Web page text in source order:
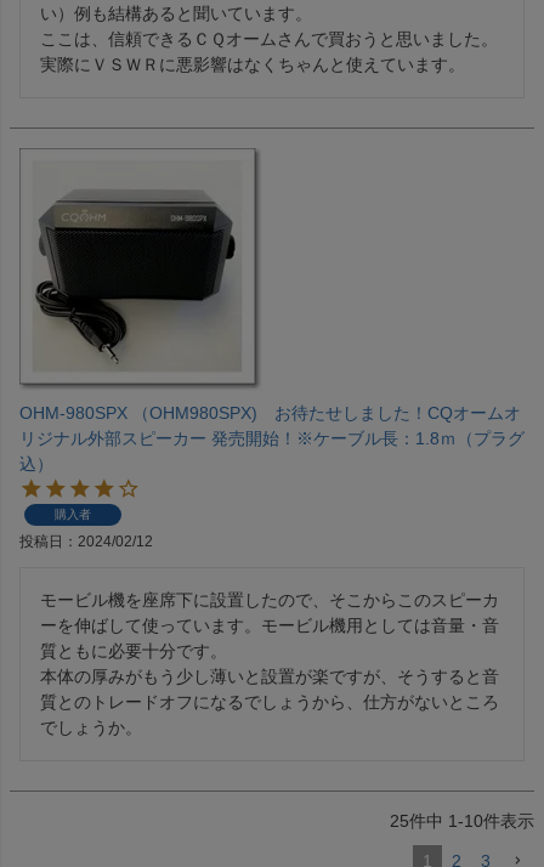
い）例も結構あると聞いています。
ここは、信頼できるＣＱオームさんで買おうと思いました。
実際にＶＳＷＲに悪影響はなくちゃんと使えています。
OHM-980SPX （OHM980SPX) お待たせしました！CQオームオ
リジナル外部スピーカー 発売開始！※ケーブル長：1.8ｍ（プラグ
込）
購入者
投稿日 2024/02/12
モービル機を座席下に設置したので、そこからこのスピーカ
ーを伸ばして使っています。モービル機用としては音量・音
質ともに必要十分です。
本体の厚みがもう少し薄いと設置が楽ですが、そうすると音
質とのトレードオフになるでしょうから、仕方がないところ
でしょうか。
25件中 1-10件表示
1 2 3